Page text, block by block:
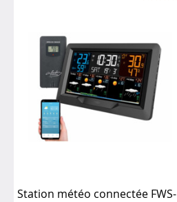
Station météo connectée FWS-